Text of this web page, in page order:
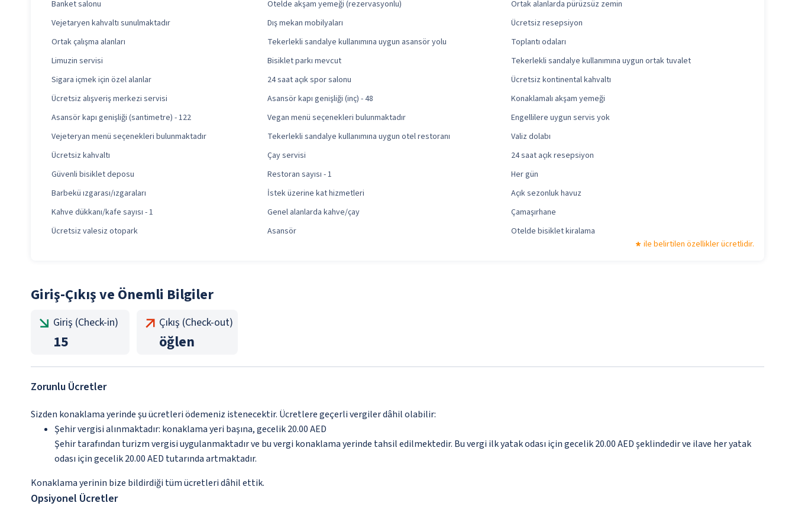
Banket salonu
Otelde akşam yemeği (rezervasyonlu)
Ortak alanlarda pürüzsüz zemin
Vejetaryen kahvaltı sunulmaktadır
Dış mekan mobilyaları
Ücretsiz resepsiyon
Ortak çalışma alanları
Tekerlekli sandalye kullanımına uygun asansör yolu
Toplantı odaları
Limuzin servisi
Bisiklet parkı mevcut
Tekerlekli sandalye kullanımına uygun ortak tuvalet
Sigara içmek için özel alanlar
24 saat açık spor salonu
Ücretsiz kontinental kahvaltı
Ücretsiz alışveriş merkezi servisi
Asansör kapı genişliği (inç) - 48
Konaklamalı akşam yemeği
Asansör kapı genişliği (santimetre) - 122
Vegan menü seçenekleri bulunmaktadır
Engellilere uygun servis yok
Vejeteryan menü seçenekleri bulunmaktadır
Tekerlekli sandalye kullanımına uygun otel restoranı
Valiz dolabı
Ücretsiz kahvaltı
Çay servisi
24 saat açık resepsiyon
Güvenli bisiklet deposu
Restoran sayısı - 1
Her gün
Barbekü ızgarası/ızgaraları
İstek üzerine kat hizmetleri
Açık sezonluk havuz
Kahve dükkanı/kafe sayısı - 1
Genel alanlarda kahve/çay
Çamaşırhane
Ücretsiz valesiz otopark
Asansör
Otelde bisiklet kiralama
ile belirtilen özellikler ücretlidir.
Giriş-Çıkış ve Önemli Bilgiler
Giriş (Check-in)
15
Çıkış (Check-out)
öğlen
Zorunlu Ücretler
Sizden konaklama yerinde şu ücretleri ödemeniz istenecektir. Ücretlere geçerli vergiler dâhil olabilir:
Şehir vergisi alınmaktadır: konaklama yeri başına, gecelik 20.00 AED
Şehir tarafından turizm vergisi uygulanmaktadır ve bu vergi konaklama yerinde tahsil edilmektedir. Bu vergi ilk yatak odası için gecelik 20.00 AED şeklindedir ve ilave her yatak
odası için gecelik 20.00 AED tutarında artmaktadır.
Konaklama yerinin bize bildirdiği tüm ücretleri dâhil ettik.
Opsiyonel Ücretler